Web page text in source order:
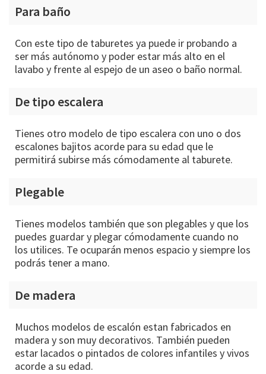
Para baño
Con este tipo de taburetes ya puede ir probando a
ser más autónomo y poder estar más alto en el
lavabo y frente al espejo de un aseo o baño normal.
De tipo escalera
Tienes otro modelo de tipo escalera con uno o dos
escalones bajitos acorde para su edad que le
permitirá subirse más cómodamente al taburete.
Plegable
Tienes modelos también que son plegables y que los
puedes guardar y plegar cómodamente cuando no
los utilices. Te ocuparán menos espacio y siempre los
podrás tener a mano.
De madera
Muchos modelos de escalón estan fabricados en
madera y son muy decorativos. También pueden
estar lacados o pintados de colores infantiles y vivos
acorde a su edad.